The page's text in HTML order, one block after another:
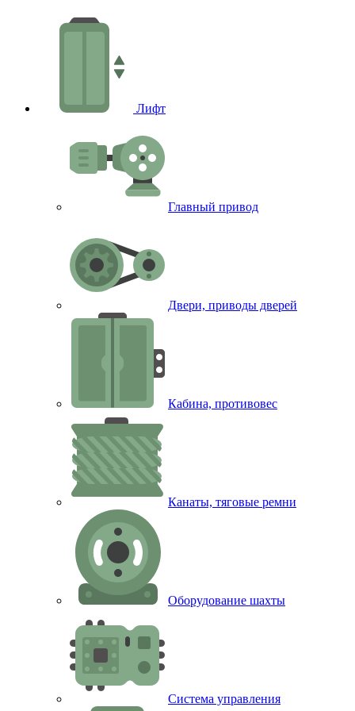
Лифт
Главный привод
Двери, приводы дверей
Кабина, противовес
Канаты, тяговые ремни
Оборудование шахты
Система управления